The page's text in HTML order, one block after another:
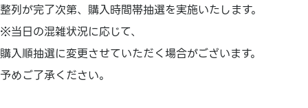
整列が完了次第、購入時間帯抽選を実施いたします。
※当日の混雑状況に応じて、
購入順抽選に変更させていただく場合がございます。
予めご了承ください。